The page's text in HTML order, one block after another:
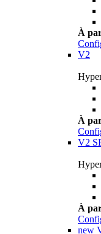
À
V2
À
V2
À
new